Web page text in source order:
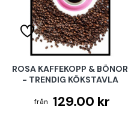
ROSA KAFFEKOPP & BÖNOR
- TRENDIG KÖKSTAVLA
129.00 kr